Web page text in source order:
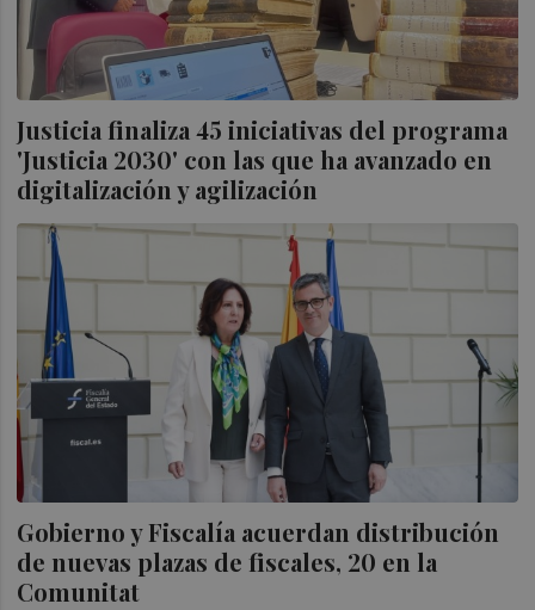
Justicia finaliza 45 iniciativas del programa
'Justicia 2030' con las que ha avanzado en
digitalización y agilización
Gobierno y Fiscalía acuerdan distribución
de nuevas plazas de fiscales, 20 en la
Comunitat